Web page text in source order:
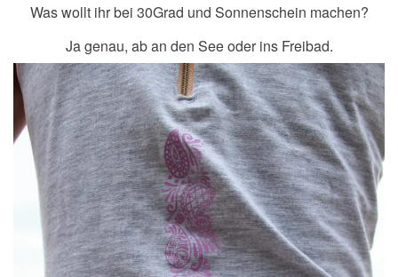
Was wollt ihr bei 30Grad und Sonnenschein machen?
Ja genau, ab an den See oder ins Freibad.